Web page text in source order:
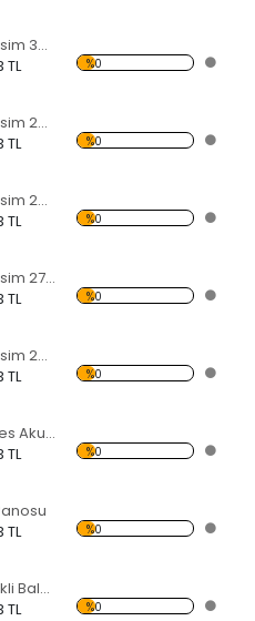
Modern Soyut Resim 30 Forex Tablo
TL %0
Modern Soyut Resim 29 Forex Tablo
TL %0
Modern Soyut Resim 28 Forex Tablo
TL %0
Modern Soyut Resim 27 Forex Tablo
TL %0
Modern Soyut Resim 26 Forex Tablo
TL %0
Sol Anahtarı ve Ses Akustik Frekansı Forex Tablo
TL %0
TL %0
Gökyüzünde Renkli Balonlar Forex Tablo
TL %0